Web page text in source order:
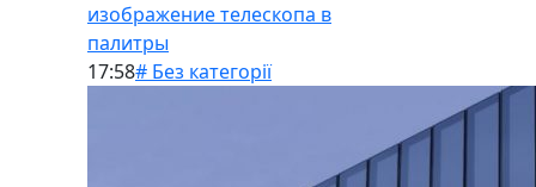
изображение телескопа в
палитры
17:58# Без категорії